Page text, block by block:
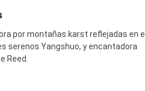
por montañas karst reflejadas en el
serenos Yangshuo, y encantadora
Reed.